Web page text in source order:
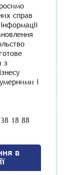
справ
інформації
готове
з
і
18 88
в